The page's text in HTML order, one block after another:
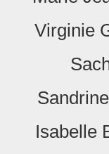
Virginie
Isabelle